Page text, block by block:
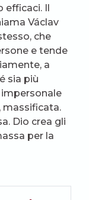
efficaci. Il
Václav
che
e tende
a
sia più
massificata.
Dio crea gli
per la